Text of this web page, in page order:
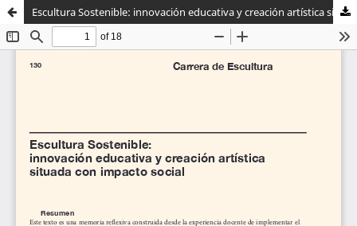
Escultura Sostenible: innovación educativa y creación artística situada con impacto social